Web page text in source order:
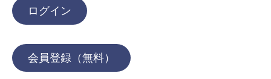
ログイン
会員登録（無料）